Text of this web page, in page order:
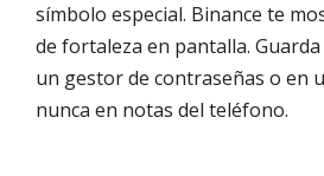
símbolo especial. Binance te
de fortaleza en pantalla.
un gestor de contraseñas o en
nunca en notas del teléfono.